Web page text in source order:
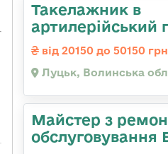
Такелажник в
артилерійський
від 20150 до 50150 грн
Луцьк, Волинська
Майстер з
обслуговування